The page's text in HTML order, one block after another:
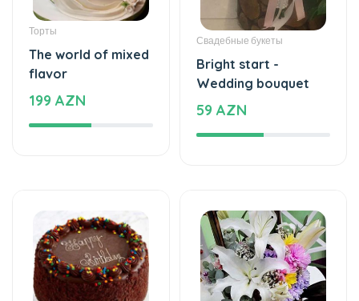
Торты
The world of mixed
flavor
199 AZN
Свадебные букеты
Bright start -
Wedding bouquet
59 AZN